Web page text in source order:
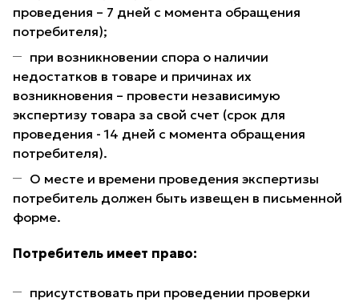
проведения – 7 дней с момента обращения
потребителя);
при возникновении спора о наличии
недостатков в товаре и причинах их
возникновения – провести независимую
экспертизу товара за свой счет (срок для
проведения - 14 дней с момента обращения
потребителя).
О месте и времени проведения экспертизы
потребитель должен быть извещен в письменной
форме.
Потребитель имеет право:
присутствовать при проведении проверки